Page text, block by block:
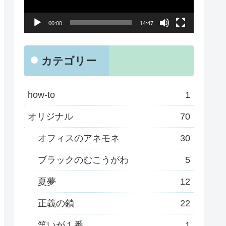
00:00 14:47
カテゴリー
how-to 1
オリジナル 70
オフィスのアネモネ 30
ブラックのむこうがわ 5
夏夢 12
正義の鎖 22